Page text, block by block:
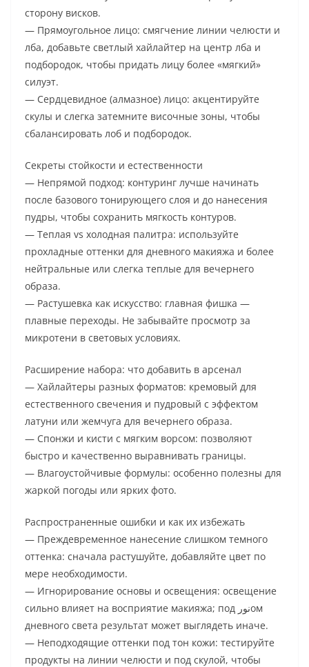
сторону висков.
— Прямоугольное лицо: смягчение линии челюсти и
лба, добавьте светлый хайлайтер на центр лба и
подбородок, чтобы придать лицу более «мягкий»
силуэт.
— Сердцевидное (алмазное) лицо: акцентируйте
скулы и слегка затемните височные зоны, чтобы
сбалансировать лоб и подбородок.
Секреты стойкости и естественности
— Непрямой подход: контуринг лучше начинать
после базового тонирующего слоя и до нанесения
пудры, чтобы сохранить мягкость контуров.
— Теплая vs холодная палитра: используйте
прохладные оттенки для дневного макияжа и более
нейтральные или слегка теплые для вечернего
образа.
— Растушевка как искусство: главная фишка —
плавные переходы. Не забывайте просмотр за
микротени в световых условиях.
Расширение набора: что добавить в арсенал
— Хайлайтеры разных форматов: кремовый для
естественного свечения и пудровый с эффектом
латуни или жемчуга для вечернего образа.
— Спонжи и кисти с мягким ворсом: позволяют
быстро и качественно выравнивать границы.
— Влагоустойчивые формулы: особенно полезны для
жаркой погоды или ярких фото.
Распространенные ошибки и как их избежать
— Преждевременное нанесение слишком темного
оттенка: сначала растушуйте, добавляйте цвет по
мере необходимости.
— Игнорирование основы и освещения: освещение
сильно влияет на восприятие макияжа; под نورом
дневного света результат может выглядеть иначе.
— Неподходящие оттенки под тон кожи: тестируйте
продукты на линии челюсти и под скулой, чтобы